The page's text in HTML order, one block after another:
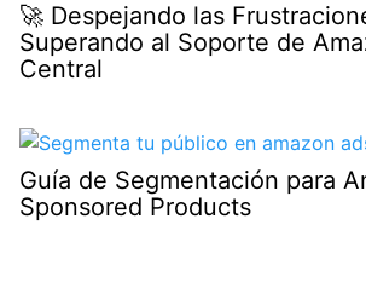
🚀 Despejando las
Superando al Soporte de
Central
Guía de Segmentación para
Sponsored Products